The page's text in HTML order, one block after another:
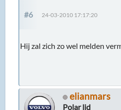
#6 24-03-2010 17:17:20
Hij zal zich zo wel melden
elianmars
Polar lid